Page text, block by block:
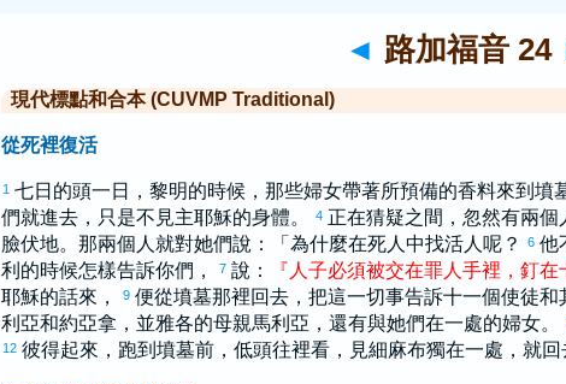
◄ 路加福音 24
現代標點和合本 (CUVMP Traditional)
從死裡復活
1 七日的頭一日，黎明的時候，那些婦女帶著所預備的香料來到墳
們就進去，只是不見主耶穌的身體。
4 正在猜疑之間，忽然有兩個
臉伏地。那兩個人就對她們說：「為什麼在死人中找活人呢？
6 他
利 的時候怎樣告訴你們， 7 說： 『 人子必須被交在罪人 手裡 ， 釘在
耶穌的話來，
9 便從墳墓那裡回去，把這一切事告訴十一個使徒和
利亞和約亞拿 ，並雅各的母親馬利亞 ，還有與她們在一處的婦女。
12 彼得起來，跑到墳墓前，低頭往裡看，見細麻布獨在一處，就回